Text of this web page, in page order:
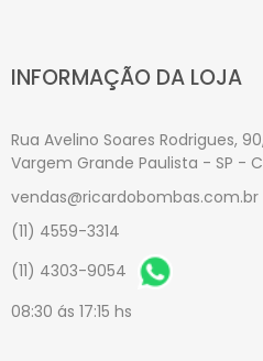
INFORMAÇÃO DA LOJA
Rua Avelino Soares Rodrigues,
Vargem Grande Paulista - SP -
vendas@ricardobombas.com.br
(11) 4559-3314
(11) 4303-9054
08:30 ás 17:15 hs